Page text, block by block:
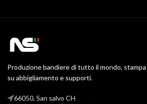
Produzione bandiere di tutto il mondo,
su abbigliamento e supporti.
66050, San salvo CH